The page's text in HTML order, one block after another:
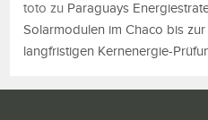
toto zu Paraguays
Solarmodulen im Chaco bis zur
langfristigen Kernenergie-